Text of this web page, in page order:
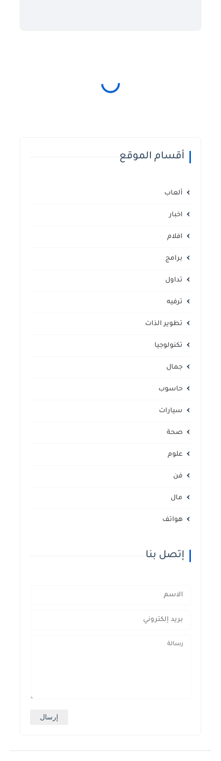
أقسام الموقع
ألعاب
اخبار
افلام
برامج
تداول
ترفيه
تطوير الذات
تكنولوجيا
جمال
حاسوب
سيارات
صحة
علوم
فن
مال
هواتف
إتصل بنا